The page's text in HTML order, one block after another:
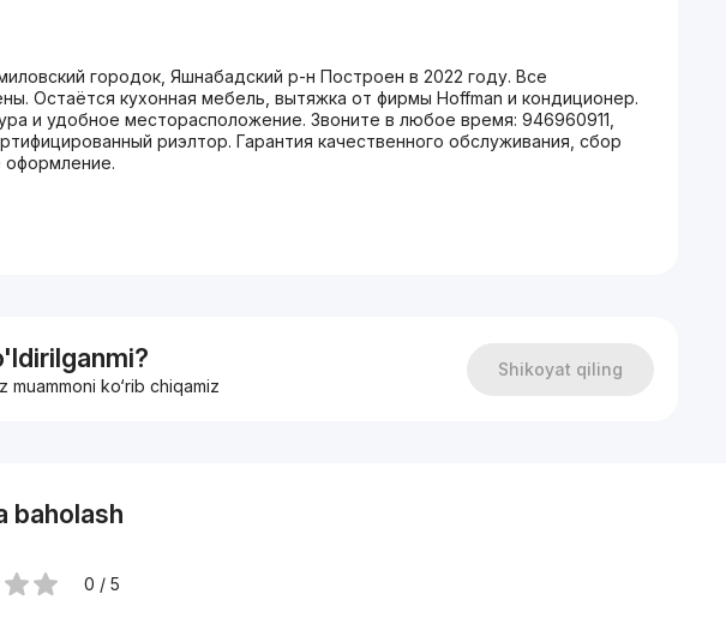
городок, Яшнабадский р-н Построен в 2022 году. Все
Остаётся кухонная мебель, вытяжка от фирмы Hoffman и кондиционер.
и удобное месторасположение. Звоните в любое время: 946960911,
риэлтор. Гарантия качественного обслуживания, сбор
оформление.
ko‘rib chiqamiz
Shikoyat qiling
baholash
0 / 5